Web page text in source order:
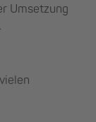
Umsetzung